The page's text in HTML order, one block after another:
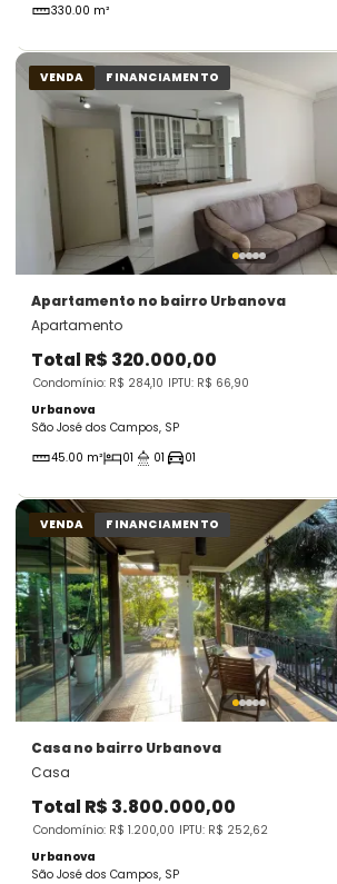
330.00 m²
VENDA FINANCIAMENTO
Apartamento no bairro Urbanova
Apartamento
Total R$ 320.000,00
Condomínio: R$ 284,10 IPTU: R$ 66,90
Urbanova
São José dos Campos, SP
45.00 m²
01 01 01
VENDA FINANCIAMENTO
Casano bairro Urbanova
Casa
Total R$ 3.800.000,00
Condomínio: R$ 1.200,00 IPTU: R$ 252,62
Urbanova
São José dos Campos, SP